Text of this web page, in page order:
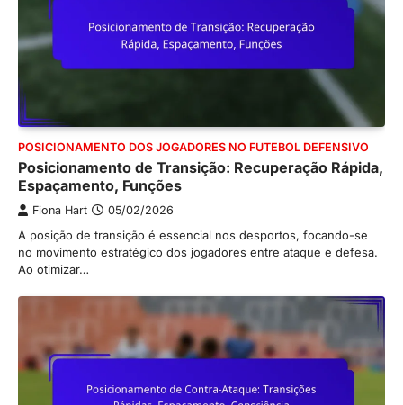
POSICIONAMENTO DOS JOGADORES NO FUTEBOL DEFENSIVO
Posicionamento de Transição: Recuperação Rápida,
Espaçamento, Funções
Fiona Hart 05/02/2026
A posição de transição é essencial nos desportos, focando-se
no movimento estratégico dos jogadores entre ataque e defesa.
Ao otimizar…